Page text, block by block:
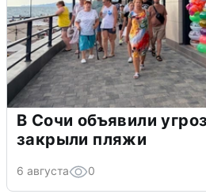
В Сочи объявили
закрыли пляжи
6 августа 0